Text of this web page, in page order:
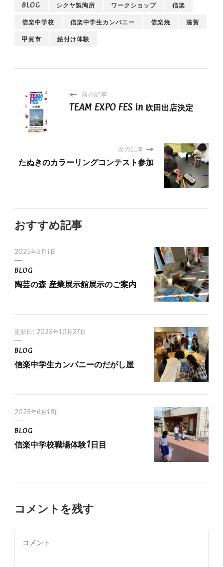
BLOG シクヤ製陶所 ワークショップ
信楽
信楽中学校
信楽中学生カンパニー 信楽焼
滋賀
甲賀市
絵付け体験
前の記事
TEAM EXPO FES in 吹田出店決定
次の記事
たぬきのカラーリングコンテスト参加
おすすめ記事
2025年5月1日
BLOG
陶芸の森 産業展示館展示のご案内
更新日: 2025年10月27日
BLOG
信楽中学生カンパニーのだがし屋
2025年6月18日
BLOG
信楽中学校職場体験1日目
コメントを残す